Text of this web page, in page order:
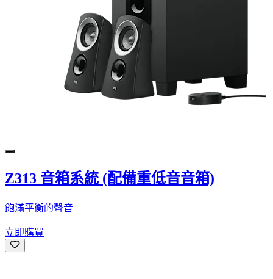
Z313 音箱系統 (配備重低音音箱)
飽滿平衡的聲音
立即購買